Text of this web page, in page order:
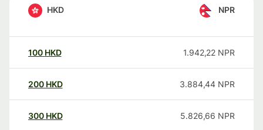
HKD NPR
100 HKD 1.942,22 NPR
200 HKD 3.884,44 NPR
300 HKD 5.826,66 NPR